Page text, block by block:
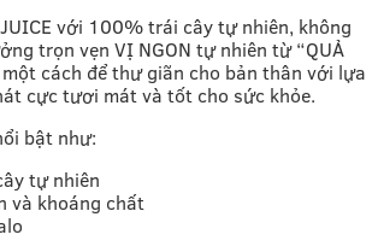
với 100% trái cây tự nhiên, không
trọn vẹn VỊ NGON tự nhiên từ “QUẢ
một cách để thư giãn cho bản thân với lựa
cực tươi mát và tốt cho sức khỏe.
bật như:
tự nhiên
và khoáng chất